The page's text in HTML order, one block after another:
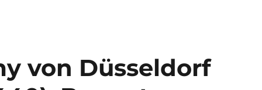
von Düsseldorf